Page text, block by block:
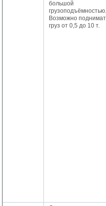
большой
грузоподъёмностью.
Возможно
груз от 0,5 до 10 т.